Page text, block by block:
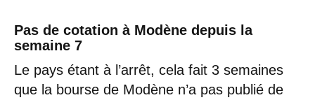
Pas de cotation à Modène depuis la
semaine 7
Le pays étant à l’arrêt, cela fait 3 semaines
que la bourse de Modène n’a pas publié de